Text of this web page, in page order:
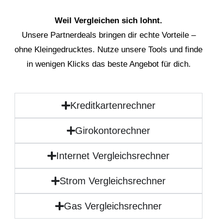
Weil Vergleichen sich lohnt.
Unsere Partnerdeals bringen dir echte Vorteile –
ohne Kleingedrucktes. Nutze unsere Tools und finde
in wenigen Klicks das beste Angebot für dich.
Kreditkartenrechner
Girokontorechner
Internet Vergleichsrechner
Strom Vergleichsrechner
Gas Vergleichsrechner